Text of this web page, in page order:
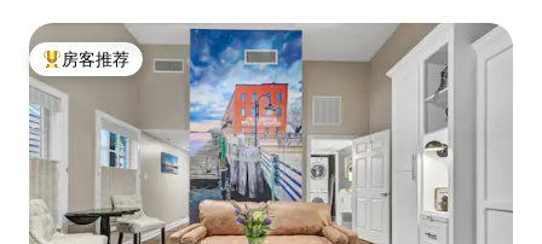
热门「房客推荐」
房客推荐